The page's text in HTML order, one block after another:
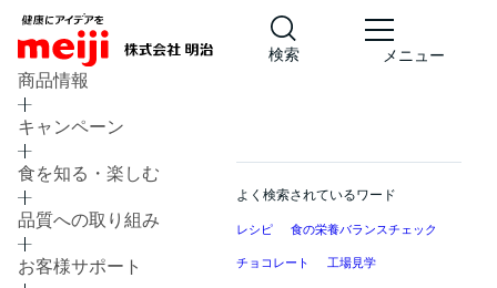
検索 メニュー
商品情報
キャンペーン
食を知る・楽しむ
品質への取り組み
お客様サポート
よく検索されているワード
レシピ 食の栄養バランスチェック
チョコレート 工場見学